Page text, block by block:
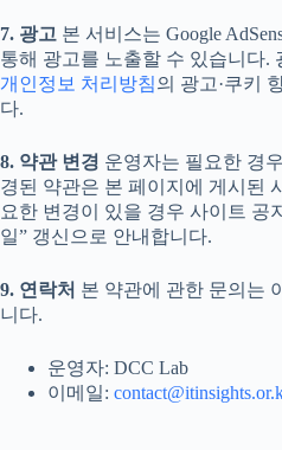
7. 광고 본 서비스는 Google
통해 광고를 노출할 수 있습니다.
개인정보 처리방침의 광고·쿠키
다.
8. 약관 변경 운영자는 필요한 경
경된 약관은 본 페이지에 게시된
요한 변경이 있을 경우 사이트 공
일” 갱신으로 안내합니다.
9. 연락처 본 약관에 관한 문의는
니다.
운영자: DCC Lab
이메일: